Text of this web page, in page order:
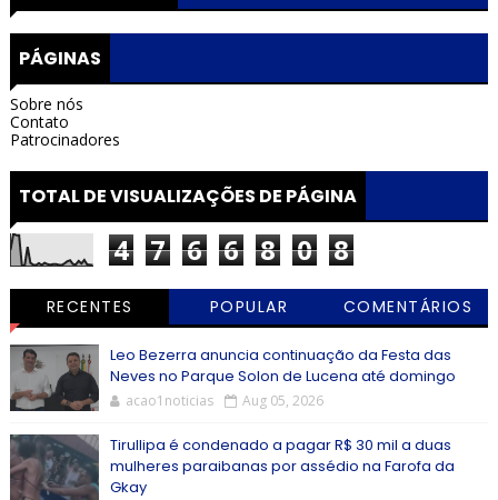
PÁGINAS
Sobre nós
Contato
Patrocinadores
TOTAL DE VISUALIZAÇÕES DE PÁGINA
4 7 6 6 8 0 8
RECENTES POPULAR COMENTÁRIOS
Leo Bezerra anuncia continuação da Festa das
Neves no Parque Solon de Lucena até domingo
acao1noticias Aug 05, 2026
Tirullipa é condenado a pagar R$ 30 mil a duas
mulheres paraibanas por assédio na Farofa da
Gkay